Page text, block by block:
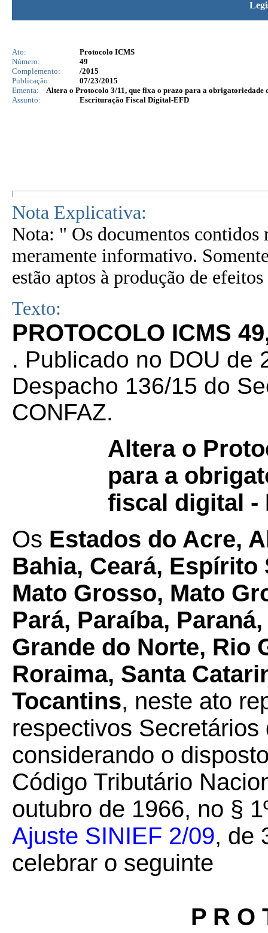
Ato:
Protocolo ICMS
Número:
49
Complemento:
/2015
Publicação:
07/23/2015
Ementa:
Altera o Protocolo 3/11, que fixa o prazo para a obrigatoriedade
Assunto:
Escrituração Fiscal Digital-EFD
Nota Explicativa:
Nota: " Os documentos contidos
meramente informativo.
estão aptos à produção de
Texto:
PROTOCOLO ICMS
. Publicado no DOU de
Despacho 136/15 do
CONFAZ.
Altera o
para a
fiscal digital -
Os Estados do Acre,
Bahia, Ceará, Espírito
Mato Grosso, Mato
Pará, Paraíba,
Grande do Norte, Rio
Roraima, Santa
Tocantins, neste ato
respectivos
considerando o
Código Tributário
outubro de 1966, no §
Ajuste SINIEF 2/09, de
celebrar o seguinte
P R O